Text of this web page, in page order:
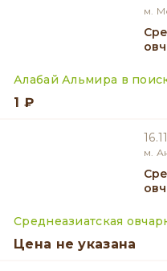
м.
Среднеазиатская
Алабай Альмира в
1 ₽
м.
Среднеазиатская
Среднеазиатская
Цена не указана